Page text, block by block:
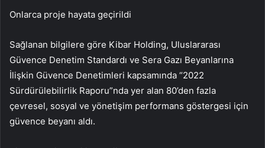
Onlarca proje hayata geçirildi
Sağlanan bilgilere göre Kibar Holding, Uluslararası
Güvence Denetim Standardı ve Sera Gazı Beyanlarına
İlişkin Güvence Denetimleri kapsamında “2022
Sürdürülebilirlik Raporu”nda yer alan 80’den fazla
çevresel, sosyal ve yönetişim performans göstergesi için
güvence beyanı aldı.